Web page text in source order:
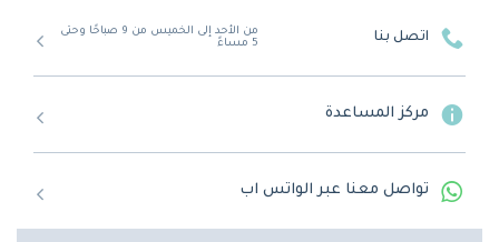
اتصل بنا
من الأحد إلى الخميس من 9 صباحًا وحتى
5 مساءً
مركز المساعدة
تواصل معنا عبر الواتس اب